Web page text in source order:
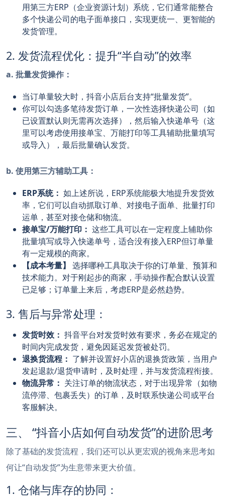
用第三方ERP（企业资源计划）系统，它们通常能整合
多个快递公司的电子面单接口，实现更统一、更智能的
发货管理。
2. 发货流程优化：提升“半自动”的效率
a. 批量发货操作：
当订单量较大时，抖音小店后台支持“批量发货”。
你可以勾选多笔待发货订单，一次性选择快递公司（如
已设置默认则无需再次选择），然后输入快递单号（这
里可以考虑使用接单宝、万能打印等工具辅助批量填写
或导入），最后批量确认发货。
b. 使用第三方辅助工具：
ERP系统： 如上述所说，ERP系统能极大地提升发货效
率，它们可以自动抓取订单、对接电子面单、批量打印
运单，甚至对接仓储和物流。
接单宝/万能打印： 这些工具可以在一定程度上辅助你
批量填写或导入快递单号，适合没有接入ERP但订单量
有一定规模的商家。
【成本考量】
选择哪种工具取决于你的订单量、预算和
技术能力。对于刚起步的商家，手动操作配合默认设置
已足够；订单量上来后，考虑ERP是必然趋势。
3. 售后与异常处理：
发货时效： 抖音平台对发货时效有要求，务必在规定的
时间内完成发货，避免因延迟发货被处罚。
退换货流程： 了解并设置好小店的退换货政策，当用户
发起退款/退货申请时，及时处理，并与发货流程衔接。
物流异常： 关注订单的物流状态，对于出现异常（如物
流停滞、包裹丢失）的订单，及时联系快递公司或平台
客服解决。
三、 “抖音小店如何自动发货”的进阶思考
除了基础的发货流程，我们还可以从更宏观的视角来思考如
何让“自动发货”为生意带来更大价值。
1. 仓储与库存的协同：